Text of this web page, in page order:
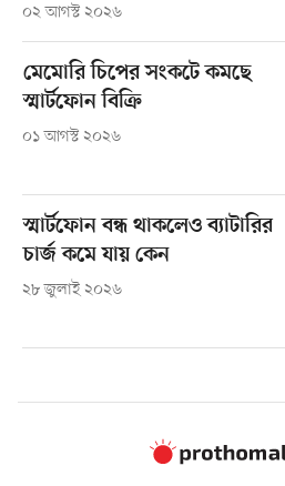
০২ আগস্ট ২০২৬
মেমোরি চিপের সংকটে কমছে
স্মার্টফোন বিক্রি
০১ আগস্ট ২০২৬
স্মার্টফোন বন্ধ থাকলেও ব্যাটারির
চার্জ কমে যায় কেন
২৮ জুলাই ২০২৬